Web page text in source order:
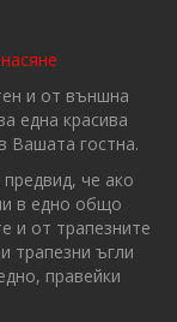
и от външна
една красива
Вашата гостна.
че ако
в едно общо
и от трапезните
трапезни ъгли
правейки